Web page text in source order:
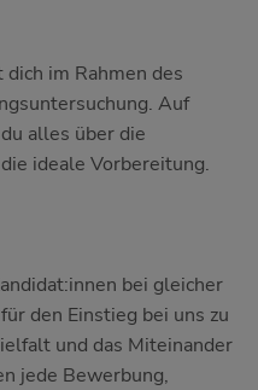
im Rahmen des
Auf
alles über die
ideale Vorbereitung.
bei gleicher
den Einstieg bei uns zu
und das Miteinander
jede Bewerbung,